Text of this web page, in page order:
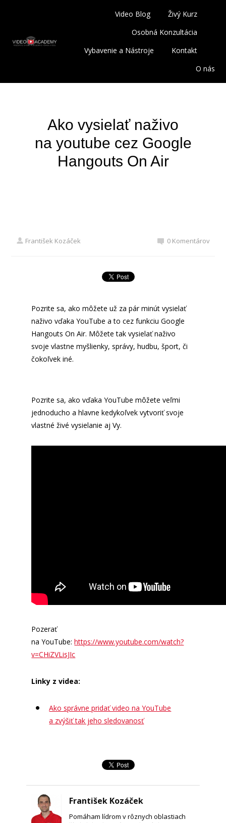
Video Blog
Živý Kurz
Osobná Konzultácia
Vybavenie a Nástroje
Kontakt
O nás
Ako vysielať naživo
na youtube cez Google
Hangouts On Air
František Kozáček 0 Komentárov
Pozrite sa, ako môžete už za pár minút vysielať
naživo vďaka YouTube a to cez funkciu Google
Hangouts On Air. Môžete tak vysielať naživo
svoje vlastne myšlienky, správy, hudbu, šport, či
čokoľvek iné.
Pozrite sa, ako vďaka YouTube môžete veľmi
jednoducho a hlavne kedykoľvek vytvoriť svoje
vlastné živé vysielanie aj Vy.
Pozerať
na YouTube:https://www.youtube.com/watch?
v=CHiZVLisJIc
Linky z videa:
Ako správne pridať video na YouTube
a zvýšiť tak jeho sledovanosť
František Kozáček
Pomáham lídrom v rôznych oblastiach